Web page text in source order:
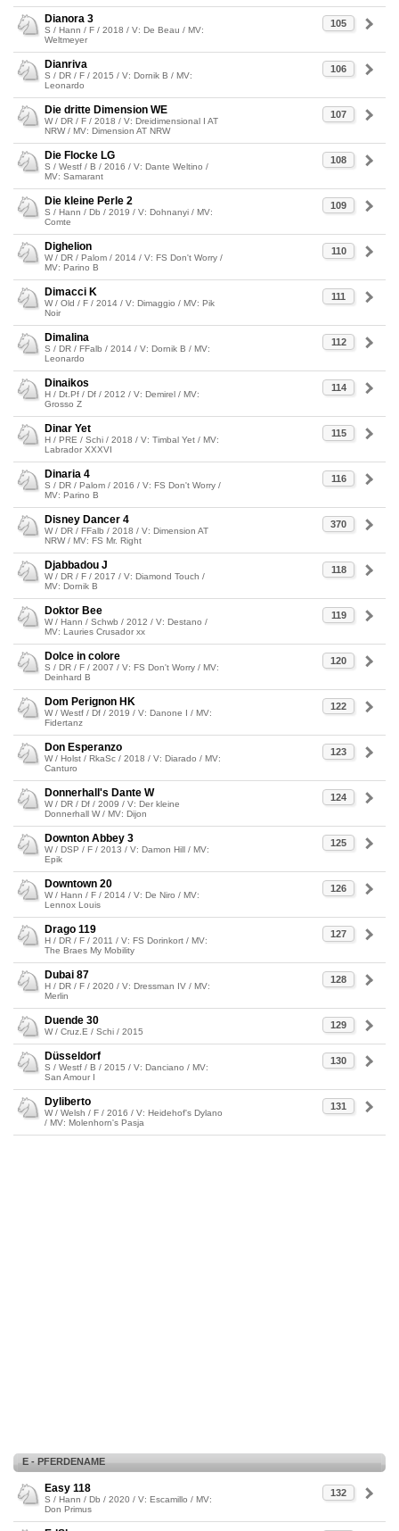
105
Dianora 3
S / Hann / F / 2018 / V: De Beau / MV:
Weltmeyer
106
Dianriva
S / DR / F / 2015 / V: Dornik B / MV:
Leonardo
107
Die dritte Dimension WE
W / DR / F / 2018 / V: Dreidimensional I AT
NRW / MV: Dimension AT NRW
108
Die Flocke LG
S / Westf / B / 2016 / V: Dante Weltino /
MV: Samarant
109
Die kleine Perle 2
S / Hann / Db / 2019 / V: Dohnanyi / MV:
Comte
110
Dighelion
W / DR / Palom / 2014 / V: FS Don't Worry /
MV: Parino B
111
Dimacci K
W / Old / F / 2014 / V: Dimaggio / MV: Pik
Noir
112
Dimalina
S / DR / FFalb / 2014 / V: Dornik B / MV:
Leonardo
114
Dinaikos
H / Dt.Pf / Df / 2012 / V: Demirel / MV:
Grosso Z
115
Dinar Yet
H / PRE / Schi / 2018 / V: Timbal Yet / MV:
Labrador XXXVI
116
Dinaria 4
S / DR / Palom / 2016 / V: FS Don't Worry /
MV: Parino B
370
Disney Dancer 4
W / DR / FFalb / 2018 / V: Dimension AT
NRW / MV: FS Mr. Right
118
Djabbadou J
W / DR / F / 2017 / V: Diamond Touch /
MV: Dornik B
119
Doktor Bee
W / Hann / Schwb / 2012 / V: Destano /
MV: Lauries Crusador xx
120
Dolce in colore
S / DR / F / 2007 / V: FS Don't Worry / MV:
Deinhard B
122
Dom Perignon HK
W / Westf / Df / 2019 / V: Danone I / MV:
Fidertanz
123
Don Esperanzo
W / Holst / RkaSc / 2018 / V: Diarado / MV:
Canturo
124
Donnerhall's Dante W
W / DR / Df / 2009 / V: Der kleine
Donnerhall W / MV: Dijon
125
Downton Abbey 3
W / DSP / F / 2013 / V: Damon Hill / MV:
Epik
126
Downtown 20
W / Hann / F / 2014 / V: De Niro / MV:
Lennox Louis
127
Drago 119
H / DR / F / 2011 / V: FS Dorinkort / MV:
The Braes My Mobility
128
Dubai 87
H / DR / F / 2020 / V: Dressman IV / MV:
Merlin
129
Duende 30
W / Cruz.E / Schi / 2015
130
Düsseldorf
S / Westf / B / 2015 / V: Danciano / MV:
San Amour I
131
Dyliberto
W / Welsh / F / 2016 / V: Heidehof's Dylano
/ MV: Molenhorn's Pasja
E - PFERDENAME
132
Easy 118
S / Hann / Db / 2020 / V: Escamillo / MV:
Don Primus